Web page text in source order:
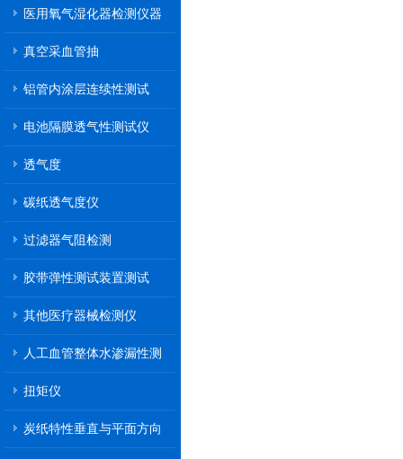
医用氧气湿化器检测仪器
真空采血管抽
铝管内涂层连续性测试
电池隔膜透气性测试仪
透气度
碳纸透气度仪
过滤器气阻检测
胶带弹性测试装置测试
其他医疗器械检测仪
人工血管整体水渗漏性测
扭矩仪
炭纸特性垂直与平面方向